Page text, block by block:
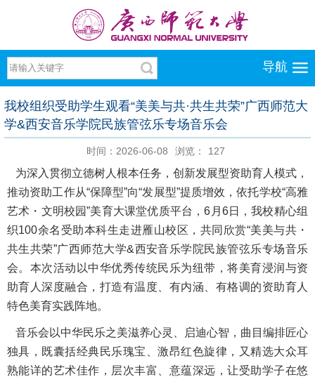
导航
我校组织受助学生观看“美美与共·共生共荣”广西师范大
学&西安音乐学院民族管弦乐专场音乐会
时间：2026-06-08 浏览： 127
为深入贯彻立德树人根本任务，创新发展型资助育人模式，
推动资助工作从“保障型”向“发展型”提质增效，依托学校“高雅
艺术・文明校园”美育大课堂优质平台，6月6日，我校精心组
织100余名受助本科生走进雁山校区，共同欣赏“美美与共・
共生共荣”广西师范大学&西安音乐学院民族管弦乐专场音乐
会。本次活动以中华优秀传统民乐为纽带，将美育浸润与资
助育人深度融合，打造有温度、有内涵、有格调的资助育人
特色美育实践阵地。
音乐会以中华民乐之美滋养心灵、启迪心智，曲目编排匠心
独具，既囊括经典民乐瑰宝、激昂红色旋律，又精选大众耳
熟能详的艺术佳作，层次丰富、意蕴深远，让受助学子在悠